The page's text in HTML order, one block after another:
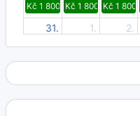
Kč 1 800 Kč 1 800 Kč 1 800
31.
Kč 1 800
1.
Kč 1 800
2.
Kč 1 800